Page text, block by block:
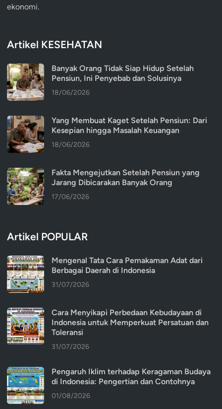
ekonomi.
Artikel KESEHATAN
Banyak Orang Tidak Siap Hidup Setelah
Pensiun, Ini Penyebab dan Solusinya
18/06/2026
Yang Membuat Kaget Setelah Pensiun: Dari
Kesepian hingga Masalah Keuangan
18/06/2026
Fakta Mengejutkan Setelah Pensiun yang
Jarang Dibicarakan Banyak Orang
17/06/2026
Artikel POPULAR
Mengenal Tata Cara Pemakaman Adat dari
Berbagai Daerah di Indonesia
31/07/2026
Cara Menyikapi Perbedaan Kebudayaan di
Indonesia untuk Memperkuat Persatuan dan
Toleransi
31/07/2026
Pengaruh Iklim terhadap Keragaman Budaya
di Indonesia: Pengertian dan Contohnya
01/08/2026